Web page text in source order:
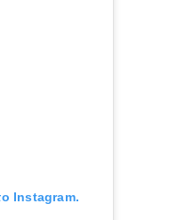
Instagram.